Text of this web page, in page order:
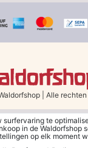
Alle
en België
"DHL -
surfervaring te
in de Waldorfshop
op elk moment